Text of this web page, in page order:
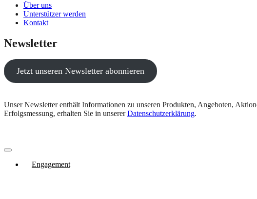
Über uns
Unterstützer werden
Kontakt
Newsletter
Jetzt unseren Newsletter abonnieren
Unser Newsletter enthält Informationen zu unseren Produkten, Angeboten,
Erfolgsmessung, erhalten Sie in unsererDatenschutzerklärung.
Engagement